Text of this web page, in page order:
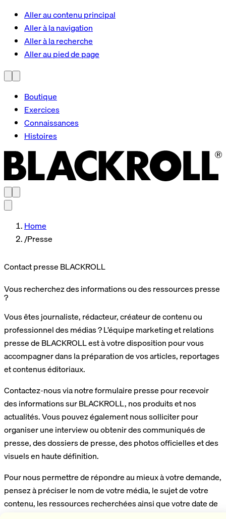
Aller au contenu principal
Aller à la navigation
Aller à la recherche
Aller au pied de page
Boutique
Exercices
Connaissances
Histoires
Home
/Presse
Contact presse BLACKROLL
Vous recherchez des informations ou des ressources presse
?
Vous êtes journaliste, rédacteur, créateur de contenu ou
professionnel des médias ? L’équipe marketing et relations
presse de BLACKROLL est à votre disposition pour vous
accompagner dans la préparation de vos articles, reportages
et contenus éditoriaux.
Contactez-nous via notre formulaire presse pour recevoir
des informations sur BLACKROLL, nos produits et nos
actualités. Vous pouvez également nous solliciter pour
organiser une interview ou obtenir des communiqués de
presse, des dossiers de presse, des photos officielles et des
visuels en haute définition.
Pour nous permettre de répondre au mieux à votre demande,
pensez à préciser le nom de votre média, le sujet de votre
contenu, les ressources recherchées ainsi que votre date de